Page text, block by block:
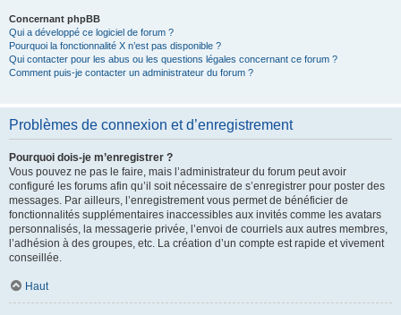
Concernant phpBB
Qui a développé ce logiciel de forum ?
Pourquoi la fonctionnalité X n’est pas disponible ?
Qui contacter pour les abus ou les questions légales concernant ce forum ?
Comment puis-je contacter un administrateur du forum ?
Problèmes de connexion et d’enregistrement
Pourquoi dois-je m’enregistrer ?
Vous pouvez ne pas le faire, mais l’administrateur du forum peut avoir
configuré les forums afin qu’il soit nécessaire de s’enregistrer pour poster des
messages. Par ailleurs, l’enregistrement vous permet de bénéficier de
fonctionnalités supplémentaires inaccessibles aux invités comme les avatars
personnalisés, la messagerie privée, l’envoi de courriels aux autres membres,
l’adhésion à des groupes, etc. La création d’un compte est rapide et vivement
conseillée.
Haut